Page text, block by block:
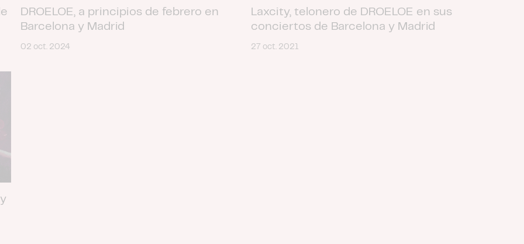
DROELOE, a principios de febrero en
Barcelona y Madrid
02 oct. 2024
Laxcity, telonero de DROELOE en sus
conciertos de Barcelona y Madrid
27 oct. 2021